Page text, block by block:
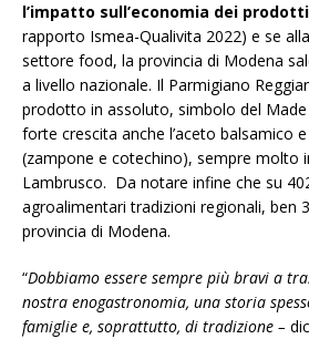
l’impatto sull’economia dei prodotti
rapporto Ismea-Qualivita 2022) e se
settore food, la provincia di Modena
a livello nazionale. Il Parmigiano
prodotto in assoluto, simbolo del Made
forte crescita anche l’aceto balsamico
(zampone e cotechino), sempre molto
Lambrusco. Da notare infine che su
agroalimentari tradizioni regionali, ben
provincia di Modena.
“Dobbiamo essere sempre più bravi a
nostra enogastronomia, una storia
famiglie e, soprattutto, di tradizione –